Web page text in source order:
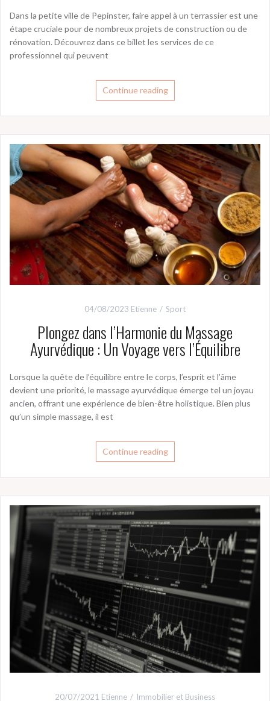
Dans la petite ville de Pepinster, faire appel à un terrassier est une
étape cruciale pour de nombreux projets de construction ou de
rénovation. Découvrez dans ce billet les services de ce
professionnel qui peuvent
Continue reading
04/08/2023 Etienne Sport
Plongez dans l’Harmonie du Massage
Ayurvédique : Un Voyage vers l’Équilibre
Lorsque la quête de l’équilibre entre le corps, l’esprit et l’âme
devient une priorité, le massage ayurvédique émerge tel un joyau
ancien, offrant une expérience de bien-être holistique. Bien plus
qu’un simple massage, il est
Continue reading
20/07/2021 Etienne Immobilier et Business